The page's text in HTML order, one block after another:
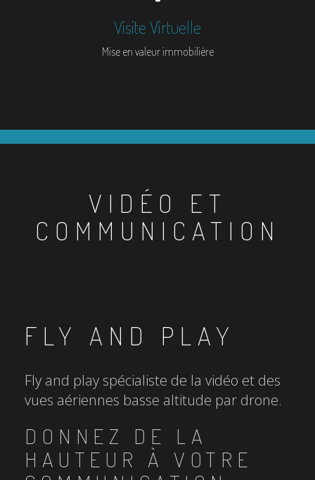
Visite Virtuelle
Mise en valeur immobilière
VIDÉO ET
COMMUNICATION
FLY AND PLAY
Fly and play spécialiste de la vidéo et des
vues aériennes basse altitude par drone.
DONNEZ DE LA
HAUTEUR À VOTRE